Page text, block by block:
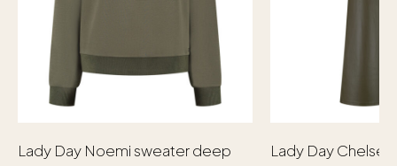
Lady Day Noemi sweater deep
Lady Day